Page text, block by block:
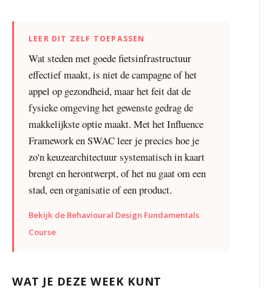
LEER DIT ZELF TOEPASSEN
Wat steden met goede fietsinfrastructuur
effectief maakt, is niet de campagne of het
appel op gezondheid, maar het feit dat de
fysieke omgeving het gewenste gedrag de
makkelijkste optie maakt. Met het Influence
Framework en SWAC leer je precies hoe je
zo'n keuzearchitectuur systematisch in kaart
brengt en herontwerpt, of het nu gaat om een
stad, een organisatie of een product.
Bekijk de Behavioural Design Fundamentals
Course
WAT JE DEZE WEEK KUNT